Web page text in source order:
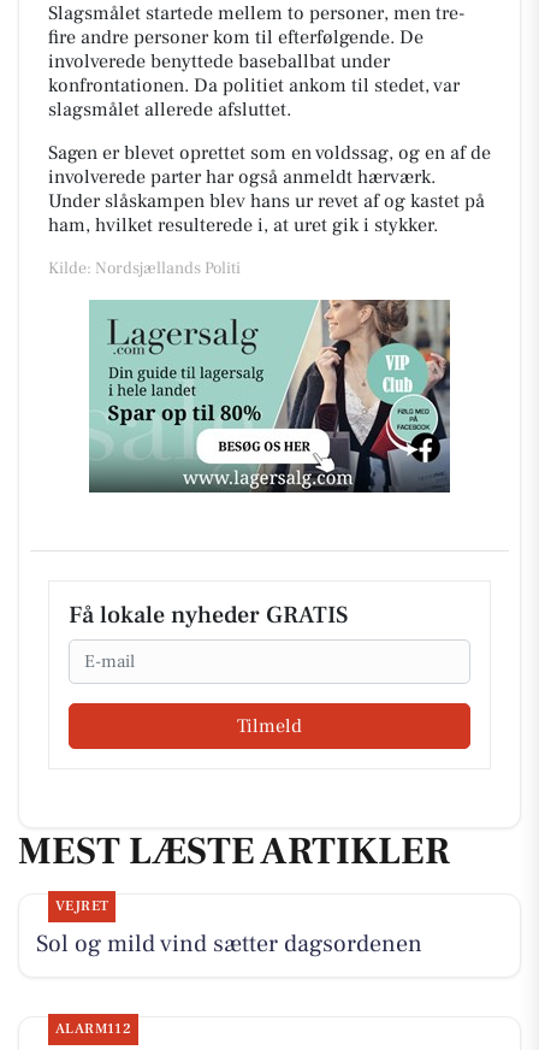
Slagsmålet startede mellem to personer, men tre-
fire andre personer kom til efterfølgende. De
involverede benyttede baseballbat under
konfrontationen. Da politiet ankom til stedet, var
slagsmålet allerede afsluttet.
Sagen er blevet oprettet som en voldssag, og en af de
involverede parter har også anmeldt hærværk.
Under slåskampen blev hans ur revet af og kastet på
ham, hvilket resulterede i, at uret gik i stykker.
Kilde: Nordsjællands Politi
Få lokale nyheder GRATIS
Email
Tilmeld
MEST LÆSTE ARTIKLER
VEJRET
Sol og mild vind sætter dagsordenen
ALARM112